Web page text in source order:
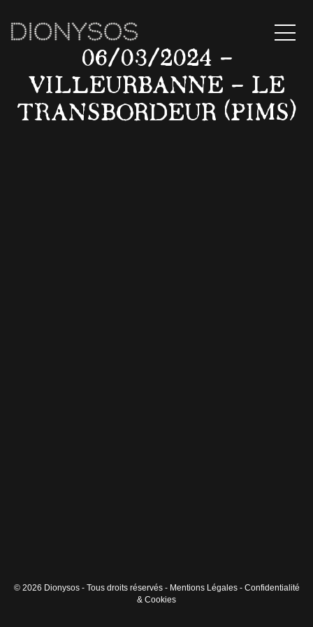
MENU
06/03/2024 –
VILLEURBANNE – LE
TRANSBORDEUR (PIMS)
© 2026 Dionysos - Tous droits réservés - Mentions Légales- Confidentialité
& Cookies